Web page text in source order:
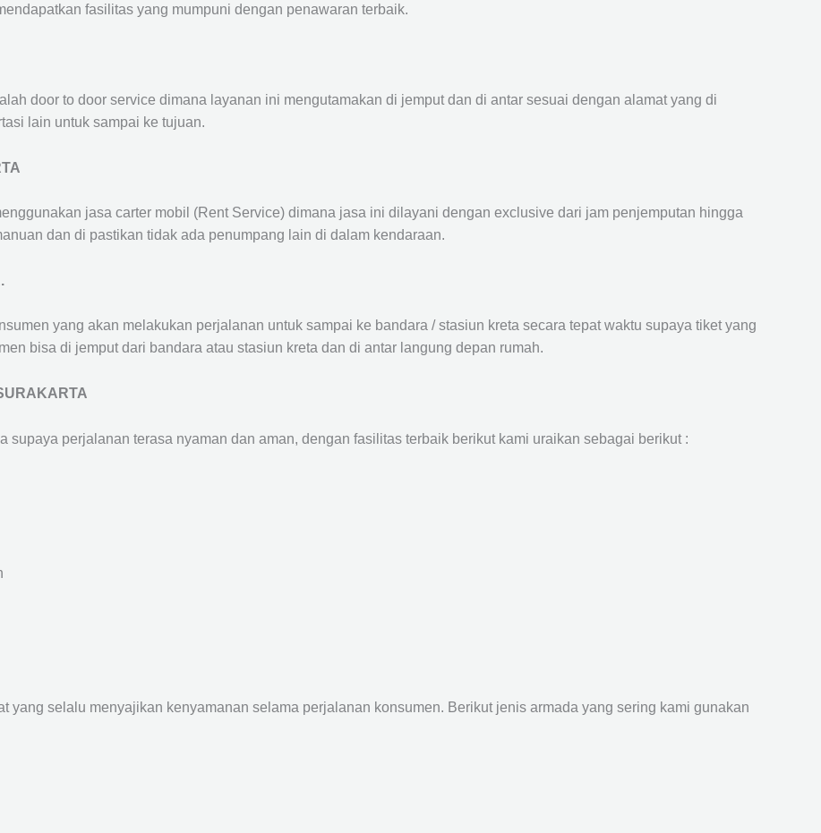
fasilitas yang mumpuni dengan penawaran terbaik.
door to door service dimana layanan ini mengutamakan di jemput dan di antar sesuai dengan alamat yang di
lain untuk sampai ke tujuan.
jasa carter mobil (Rent Service) dimana jasa ini dilayani dengan exclusive dari jam penjemputan hingga
dan di pastikan tidak ada penumpang lain di dalam kendaraan.
yang akan melakukan perjalanan untuk sampai ke bandara / stasiun kreta secara tepat waktu supaya tiket yang
bisa di jemput dari bandara atau stasiun kreta dan di antar langung depan rumah.
supaya perjalanan terasa nyaman dan aman, dengan fasilitas terbaik berikut kami uraikan sebagai berikut :
yang selalu menyajikan kenyamanan selama perjalanan konsumen. Berikut jenis armada yang sering kami gunakan